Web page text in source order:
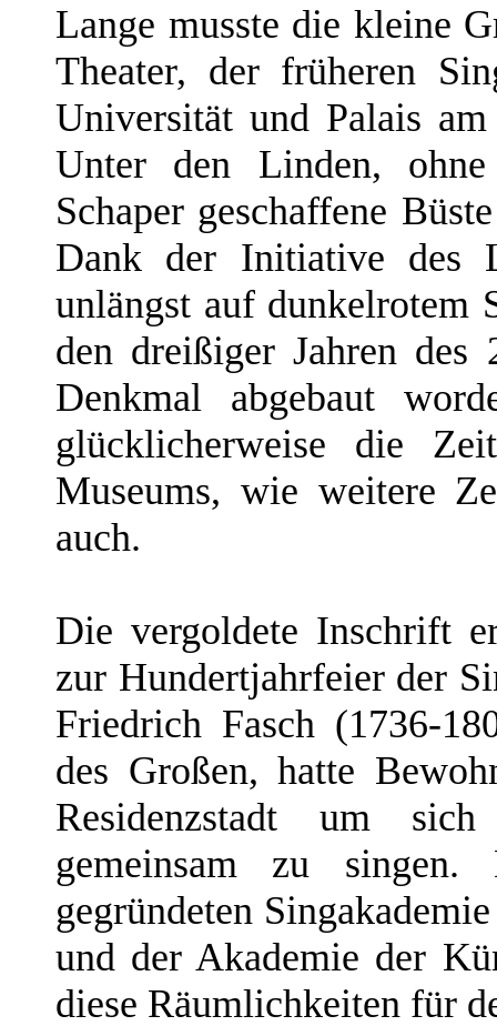
Lange musste die kleine
Theater, der früheren
Universität und Palais am
Unter den Linden,
Schaper geschaffene
Dank der Initiative des
unlängst auf dunkelrotem
den dreißiger Jahren des
Denkmal abgebaut
glücklicherweise die
Museums, wie weitere
auch.
Die vergoldete Inschrift
zur Hundertjahrfeier der
Friedrich Fasch (1736-
des Großen, hatte
Residenzstadt um
gemeinsam zu
gegründeten
und der Akademie der
diese Räumlichkeiten für